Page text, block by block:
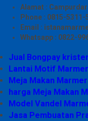
Alamat :
Phone : 0815-5311-
Email :
Whatsapp : 0822-
Jual Bongpay
Lantai Motif
Meja Makan
harga Meja Makan
Model Vandel
Jasa Pembuatan